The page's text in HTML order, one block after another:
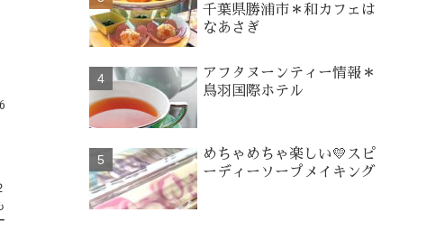
千葉県勝浦市＊和カフェは
なあさぎ
アフタヌーンティー情報＊
鳥羽国際ホテル
めちゃめちゃ楽しい💛スピ
ーディーソープメイキング